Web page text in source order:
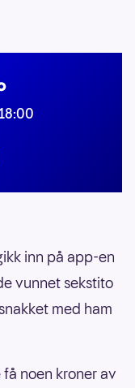
inn på app-en
vunnet sekstito
med ham
noen kroner av